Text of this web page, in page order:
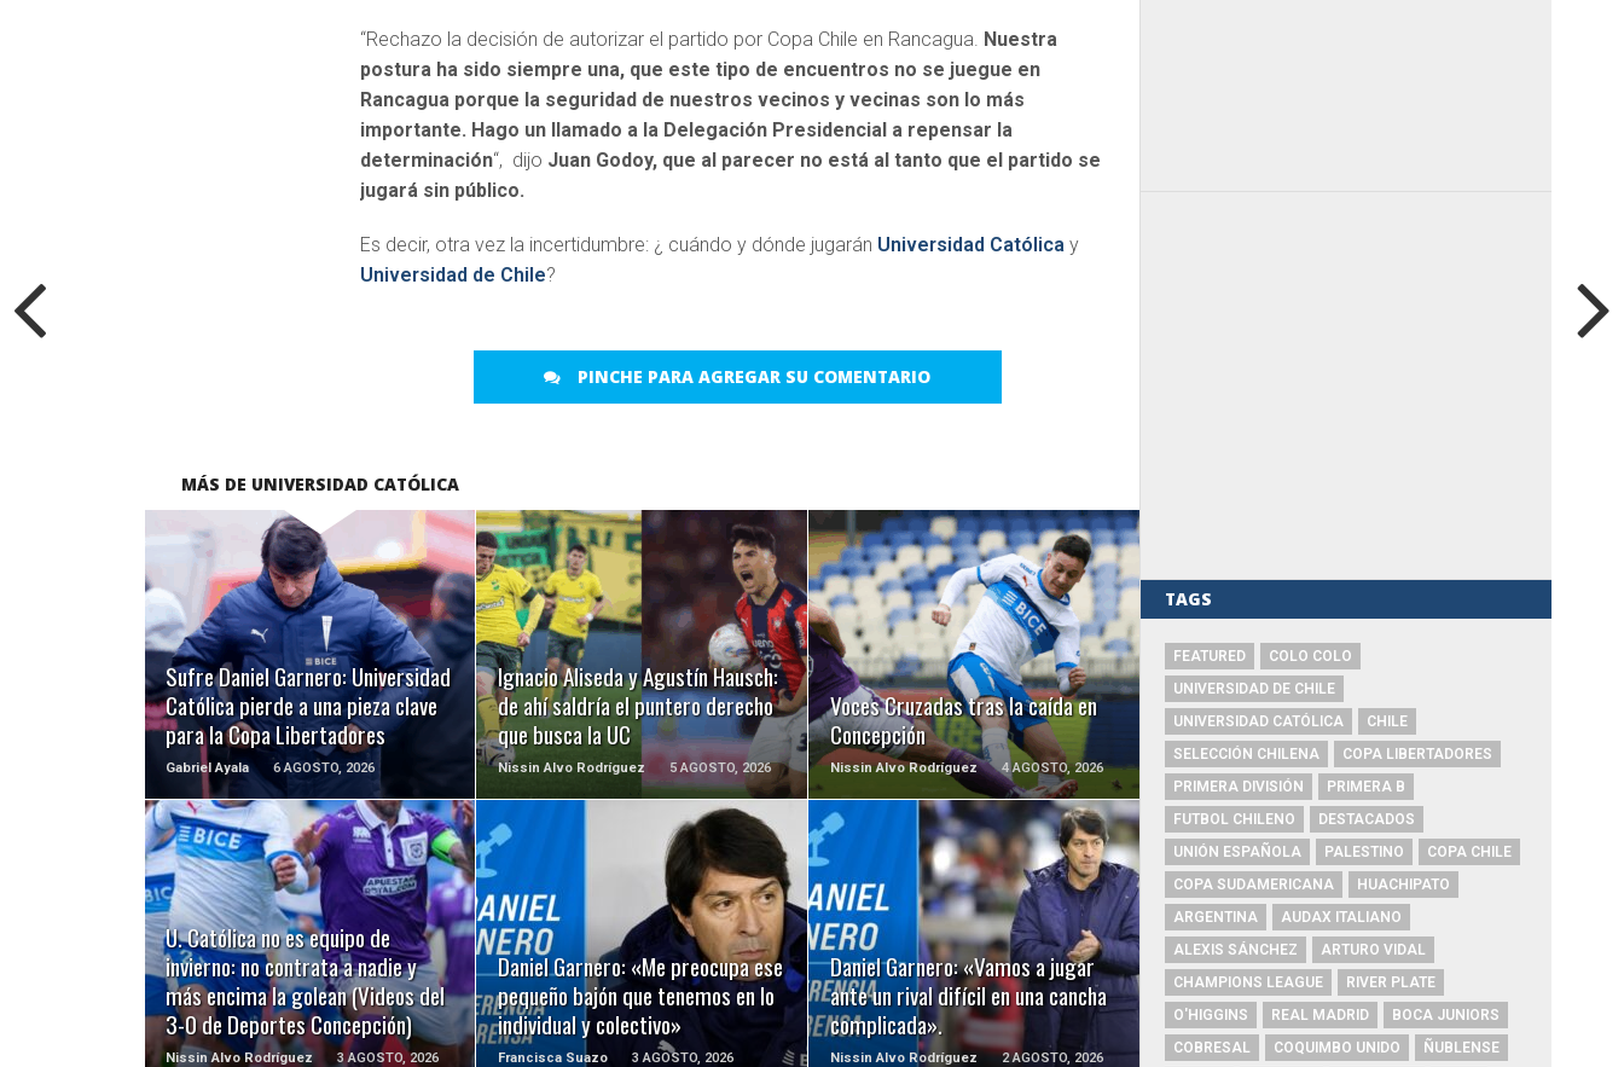
“Rechazo la decisión de autorizar el partido por Copa Chile en Rancagua. Nuestra
postura ha sido siempre una, que este tipo de encuentros no se juegue en
Rancagua porque la seguridad de nuestros vecinos y vecinas son lo más
importante. Hago un llamado a la Delegación Presidencial a repensar la
determinación“, dijo Juan Godoy, que al parecer no está al tanto que el partido se
jugará sin público.
Es decir, otra vez la incertidumbre: ¿ cuándo y dónde jugarán Universidad Católica y
Universidad de Chile?
PINCHE PARA AGREGAR SU COMENTARIO
MÁS DE UNIVERSIDAD CATÓLICA
Sufre Daniel Garnero: Universidad
Católica pierde a una pieza clave
para la Copa Libertadores
Gabriel Ayala 6 AGOSTO, 2026
LEER MÁS
Ignacio Aliseda y Agustín Hausch:
de ahí saldría el puntero derecho
que busca la UC
Nissin Alvo Rodríguez 5 AGOSTO, 2026
LEER MÁS
Voces Cruzadas tras la caída en
Concepción
Nissin Alvo Rodríguez 4 AGOSTO, 2026
LEER MÁS
U. Católica no es equipo de
invierno: no contrata a nadie y
más encima la golean (Videos del
3-0 de Deportes Concepción)
Nissin Alvo Rodríguez 3 AGOSTO, 2026
LEER MÁS
Daniel Garnero: «Me preocupa ese
pequeño bajón que tenemos en lo
individual y colectivo»
Francisca Suazo 3 AGOSTO, 2026
LEER MÁS
Daniel Garnero: «Vamos a jugar
ante un rival difícil en una cancha
complicada».
Nissin Alvo Rodríguez 2 AGOSTO, 2026
LEER MÁS
TAGS
FEATURED
COLO COLO
UNIVERSIDAD DE CHILE
UNIVERSIDAD CATÓLICA
CHILE
SELECCIÓN CHILENA
COPA LIBERTADORES
PRIMERA DIVISIÓN
PRIMERA B
FUTBOL CHILENO
DESTACADOS
UNIÓN ESPAÑOLA
PALESTINO
COPA CHILE
COPA SUDAMERICANA
HUACHIPATO
ARGENTINA
AUDAX ITALIANO
ALEXIS SÁNCHEZ
ARTURO VIDAL
CHAMPIONS LEAGUE
RIVER PLATE
O'HIGGINS
REAL MADRID
BOCA JUNIORS
COBRESAL
COQUIMBO UNIDO
ÑUBLENSE